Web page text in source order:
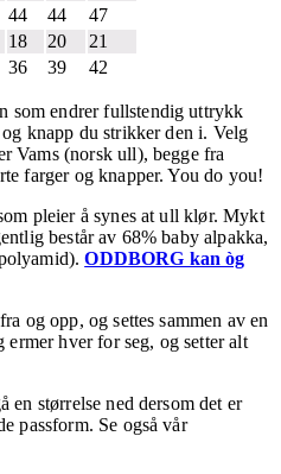
44 44
47
18 20
21
36 39 42
som endrer fullstendig uttrykk
knapp du strikker den i. Velg
Vams (norsk ull), begge fra
farger og knapper. You do you!
pleier å synes at ull klør. Mykt
består av 68% baby alpakka,
ODDBORG kan òg
og opp, og settes sammen av en
hver for seg, og setter alt
en størrelse ned dersom det er
passform. Se også vår